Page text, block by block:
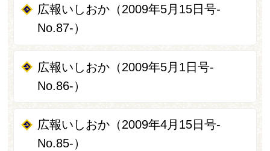
広報いしおか（2009年5月15日号-
No.87-）
広報いしおか（2009年5月1日号-
No.86-）
広報いしおか（2009年4月15日号-
No.85-）